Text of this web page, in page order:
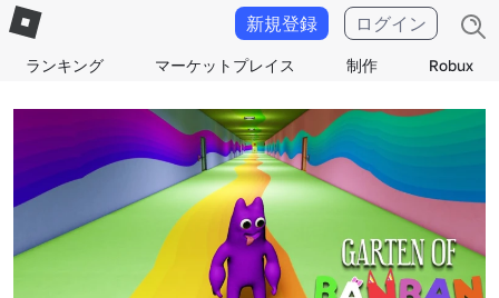
ランキング マーケットプレイス 制作 Robux
新規登録 ログイン